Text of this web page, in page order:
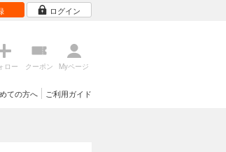
ログイン
ロー クーポン Myページ
ご利用ガイド
ての方へ